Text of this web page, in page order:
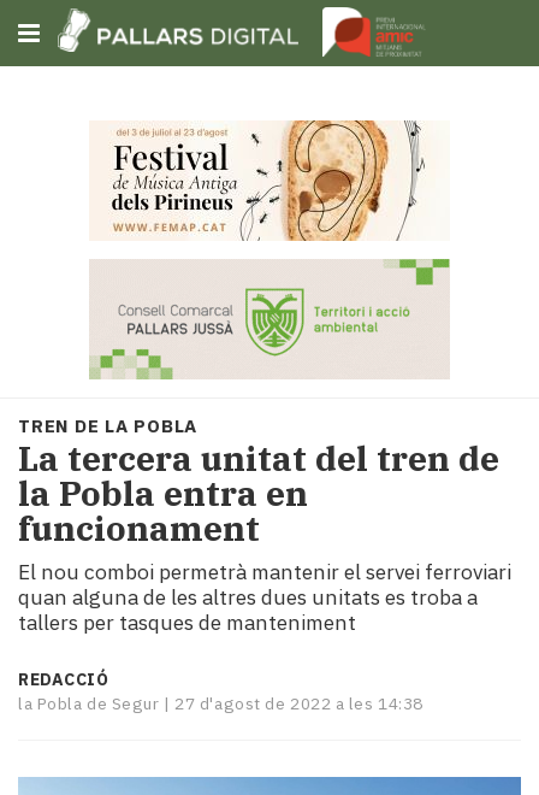
Subscriu-t'hi
Portada
Societat
Política
i
municipis
Economia
turisme
Cultura
Esports
Mai
tant!
mitjans
TREN DE LA POBLA
La tercera unitat del tren de
la Pobla entra en
funcionament
El nou comboi permetrà mantenir el servei ferroviari
quan alguna de les altres dues unitats es troba a
tallers per tasques de manteniment
REDACCIÓ
la Pobla de Segur | 27 d'agost de 2022 a les 14:38